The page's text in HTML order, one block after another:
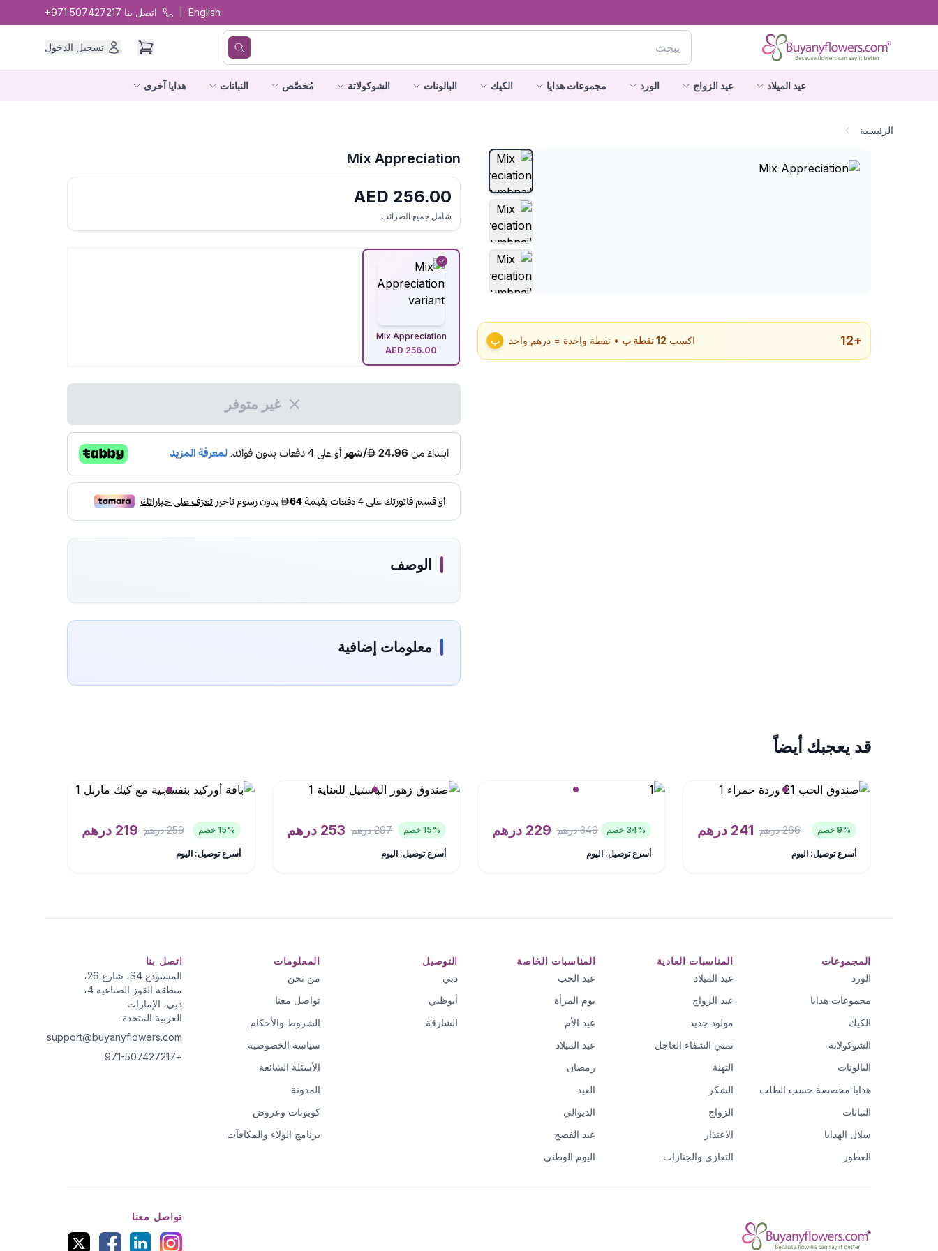
English اتصل بنا +971 507427217
تسجيل الدخول
عيد الميلاد عيد الزواج الورد مجموعات هدايا الكيك البالونات الشوكولاتة مُخصَّص النباتات هدايا آخرى
الرئيسية
+
12 اكسب 12نقطة ب • نقطة واحدة = درهم واحد ب
Mix Appreciation
256.00
شامل جميع الضرائب
Mix Appreciation
AED 256.00
غير متوفر
الوصف
معلومات إضافية
قد يعجبك أيضاً
9% خصم 266درهم 241 درهم
أسرع توصيل: اليوم
34% خصم 349درهم 229 درهم
أسرع توصيل: اليوم
15% خصم 297درهم 253 درهم
أسرع توصيل: اليوم
15% خصم 259درهم 219 درهم
أسرع توصيل: اليوم
المجموعات
الورد
مجموعات هدايا
الكيك
الشوكولاتة
البالونات
هدايا مخصصة حسب الطلب
النباتات
سلال الهدايا
العطور
المناسبات العادية
عيد الميلاد
عيد الزواج
مولود جديد
تمني الشفاء العاجل
التهنة
الشكر
الزواج
الاعتذار
التعازي والجنازات
المناسبات الخاصة
عيد الحب
يوم المرأة
عيد الأم
عيد الميلاد
رمضان
العيد
الديوالي
عيد الفصح
اليوم الوطني
التوصيل
دبي
أبوظبي
الشارقة
المعلومات
من نحن
تواصل معنا
الشروط والأحكام
سياسة الخصوصية
الأسئلة الشائعة
المدونة
كوبونات وعروض
برنامج الولاء والمكافآت
اتصل بنا
المستودع S4، شارع 26،
منطقة القوز الصناعية 4،
دبي، الإمارات
العربية المتحدة.
support@buyanyflowers.com
+971-507427217
تواصل معنا